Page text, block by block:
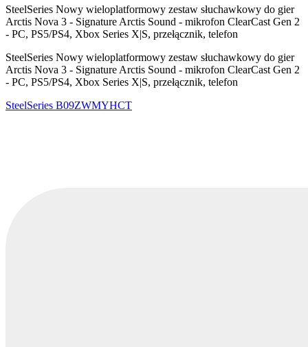
SteelSeries Nowy wieloplatformowy zestaw słuchawkowy do gier
Arctis Nova 3 - Signature Arctis Sound - mikrofon ClearCast Gen 2
- PC, PS5/PS4, Xbox Series X|S, przełącznik, telefon
SteelSeries Nowy wieloplatformowy zestaw słuchawkowy do gier
Arctis Nova 3 - Signature Arctis Sound - mikrofon ClearCast Gen 2
- PC, PS5/PS4, Xbox Series X|S, przełącznik, telefon
SteelSeries B09ZWMYHCT